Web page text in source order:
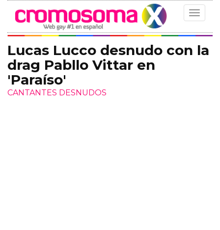
Toggle
Lucas Lucco desnudo con la
drag Pabllo Vittar en
'Paraíso'
CANTANTES DESNUDOS